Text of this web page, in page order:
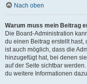
Nach oben
Warum muss mein Beitrag
Die Board-Administration
du einen Beitrag erstellt hast,
ist auch möglich, dass die
hinzugefügt hat, bei denen
auf der Seite sichtbar
du weitere Informationen